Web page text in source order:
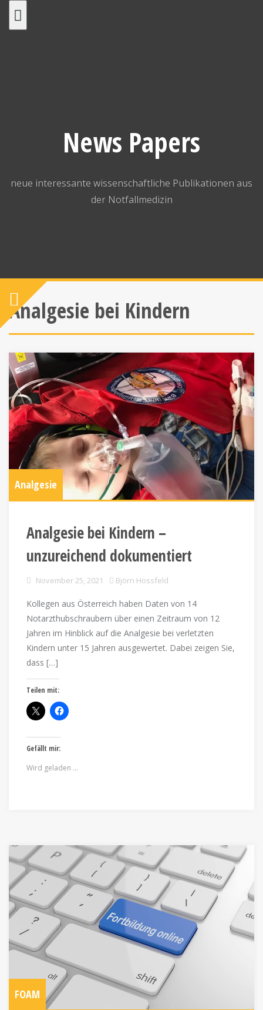
News Papers
neue interessante wissenschaftliche Publikationen aus
der Notfallmedizin
Analgesie bei Kindern
Analgesie
Analgesie bei Kindern –
unzureichend dokumentiert
November 25, 2021 Björn Hossfeld
Kollegen aus Österreich haben Daten von 14
Notarzthubschraubern über einen Zeitraum von 12
Jahren im Hinblick auf die Analgesie bei verletzten
Kindern unter 15 Jahren ausgewertet. Dabei zeigen Sie,
dass […]
Teilen mit:
Gefällt mir:
Wird geladen …
FOAM